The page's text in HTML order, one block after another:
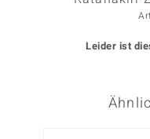
Leider ist